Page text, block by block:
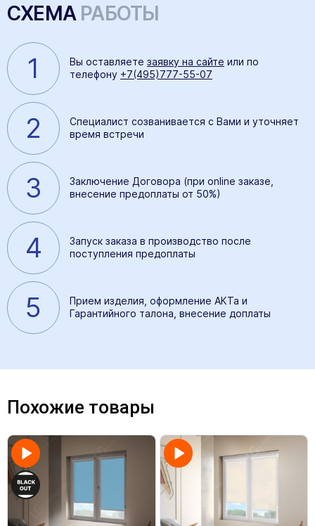
СХЕМАРАБОТЫ
1 Вы оставляете заявку на сайте или по
телефону +7(495)777-55-07
2
Специалист созванивается с Вами и уточняет
время встречи
3
Заключение Договора (при online заказе,
внесение предоплаты от 50%)
4
Запуск заказа в производство после
поступления предоплаты
5
Прием изделия, оформление АКТа и
Гарантийного талона, внесение доплаты
Похожие товары